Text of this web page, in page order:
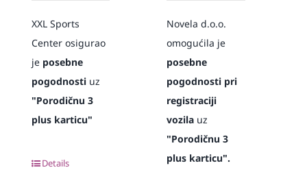
XXL Sports
Center osigurao
je posebne
pogodnostiuz
"Porodičnu 3
plus karticu"
Details
Novela d.o.o.
omogućila je
posebne
pogodnosti pri
registraciji
vozila uz
"Porodičnu 3
plus karticu".